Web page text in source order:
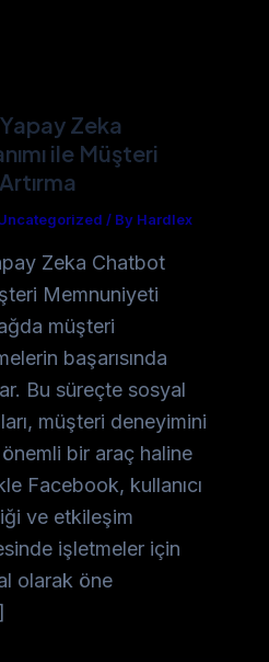
Zeka
ile Müşteri
/ By Hardlex
Zeka Chatbot
Memnuniyeti
müşteri
başarısında
Bu süreçte sosyal
müşteri deneyimini
bir araç haline
Facebook, kullanıcı
ve etkileşim
işletmeler için
olarak öne